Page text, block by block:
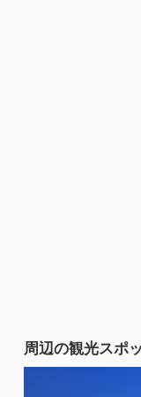
周辺の観光スポ